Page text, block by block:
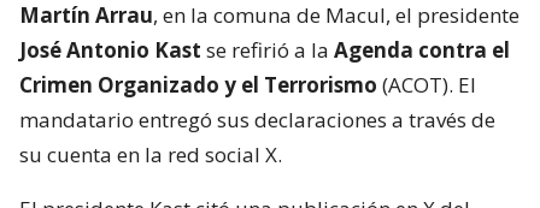
Martín Arrau, en la comuna de Macul, el presidente
José Antonio Kast se refirió a la Agenda contra el
Crimen Organizado y el Terrorismo (ACOT). El
mandatario entregó sus declaraciones a través de
su cuenta en la red social X.